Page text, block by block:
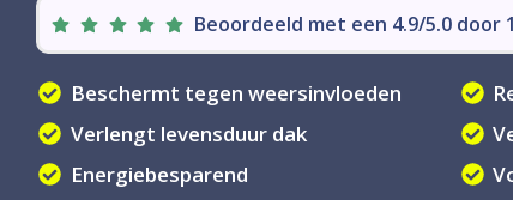
Beoordeeld met een 4.9/5.0 door
Beschermt tegen weersinvloeden
Verlengt levensduur dak
Energiebesparend